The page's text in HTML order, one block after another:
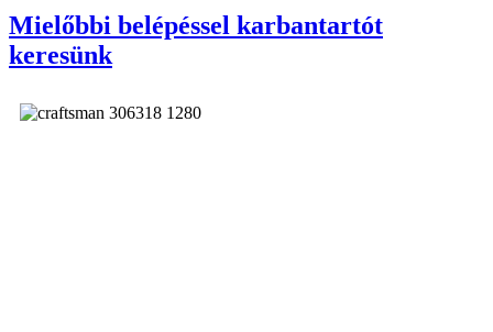
Mielőbbi belépéssel karbantartót
keresünk